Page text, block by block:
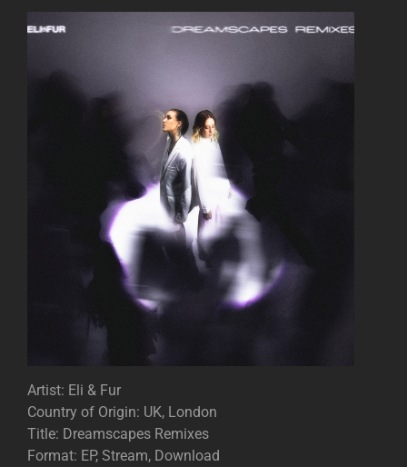
Artist: Eli & Fur
Country of Origin: UK, London
Title: Dreamscapes Remixes
Format: EP, Stream, Download